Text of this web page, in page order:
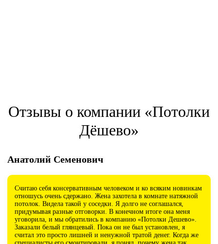
Отзывы о компании «Потолки
Дёшево»
Анатолий Семенович
Считаю себя консервативным человеком и ко всяким новинкам
отношусь очень сдержано. Жена захотела в комнате натяжной
потолок. Видела такой у соседки. Я долго не соглашался,
придумывая разные отговорки. В конечном итоге она меня
уговорила, и мы обратились в компанию «Потолки Дешево».
Заказали белый глянцевый. Пока он не был установлен, я
считал это просто лишней и ненужной тратой денег. Когда же